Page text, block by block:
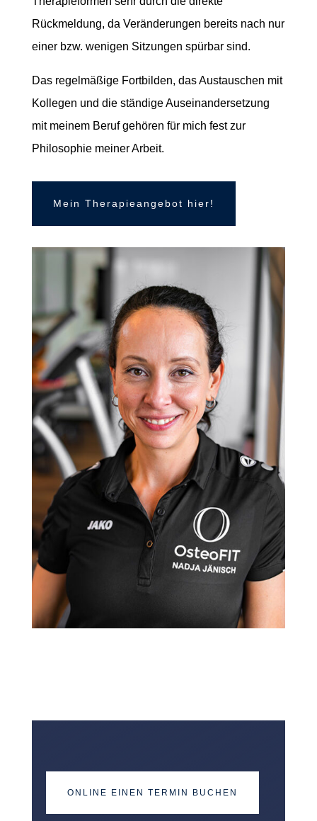
Rückmeldung, da Veränderungen bereits nach nur
einer bzw. wenigen Sitzungen spürbar sind.
Das regelmäßige Fortbilden, das Austauschen mit
Kollegen und die ständige Auseinandersetzung
mit meinem Beruf gehören für mich fest zur
Philosophie meiner Arbeit.
Mein Therapieangebot hier!
ONLINE EINEN TERMIN BUCHEN